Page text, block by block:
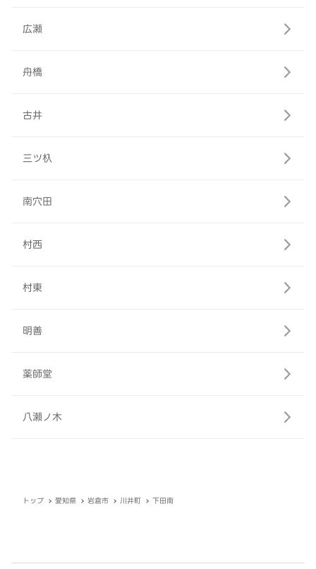
広瀬
舟橋
古井
三ツ杁
南穴田
村西
村東
明善
薬師堂
八瀬ノ木
トップ 愛知県 岩倉市 川井町 下田南